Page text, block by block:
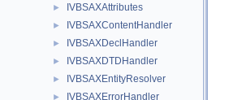
► IVBSAXAttributes
► IVBSAXContentHandler
► IVBSAXDeclHandler
► IVBSAXDTDHandler
► IVBSAXEntityResolver
► IVBSAXErrorHandler